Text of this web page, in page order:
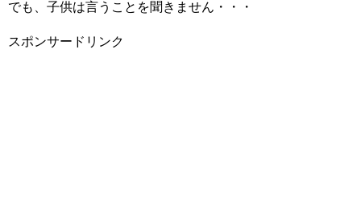
でも、子供は言うことを聞きません・・・
スポンサードリンク